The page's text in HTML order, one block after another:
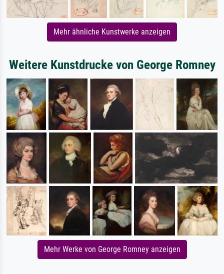
Mehr ähnliche Kunstwerke anzeigen
Weitere Kunstdrucke von George Romney
Mehr Werke von George Romney anzeigen